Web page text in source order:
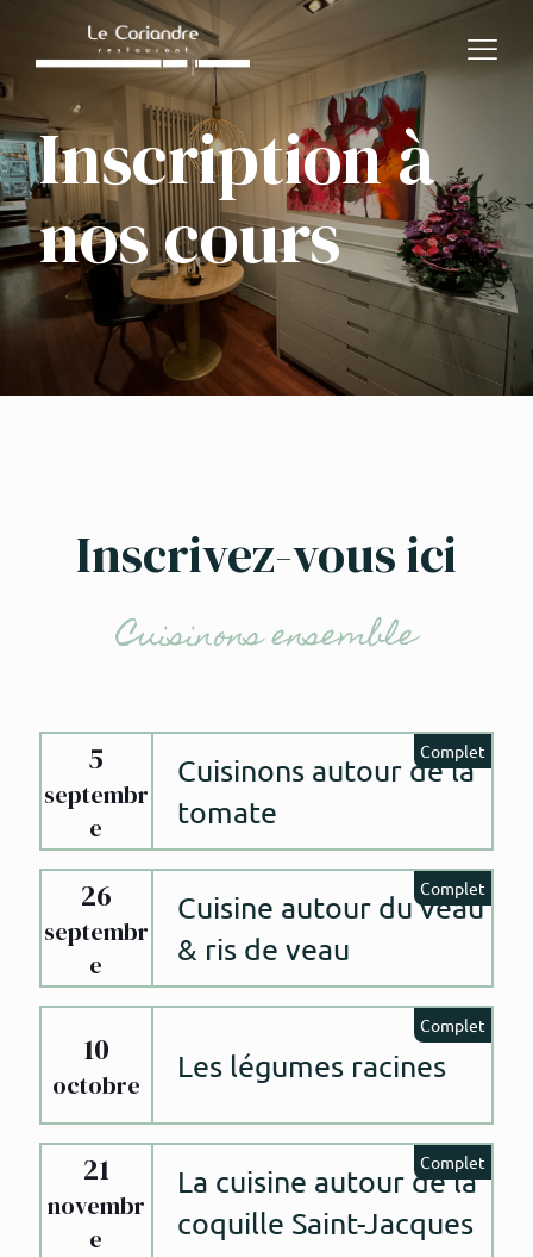
Inscription à
nos cours
Inscrivez-vous ici
Cuisinons ensemble
5
septembr
e
Cuisinons autour de la
tomate
Complet
26
septembr
e
Cuisine autour du veau
& ris de veau
Complet
10
octobre
Les légumes racines
Complet
21
novembr
e
La cuisine autour de la
coquille Saint-Jacques
Complet